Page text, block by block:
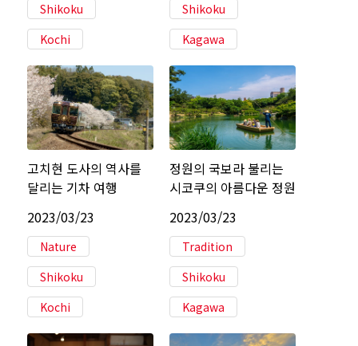
Shikoku
Kochi
Shikoku
Kagawa
고치현 도사의 역사를
달리는 기차 여행
2023/03/23
Nature
Shikoku
Kochi
정원의 국보라 불리는
시코쿠의 아름다운 정원
2023/03/23
Tradition
Shikoku
Kagawa